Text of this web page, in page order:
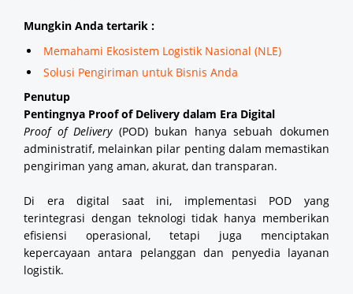
Mungkin Anda tertarik :
Memahami Ekosistem Logistik Nasional (NLE)
Solusi Pengiriman untuk Bisnis Anda
Penutup
Pentingnya Proof of Delivery dalam Era Digital
Proof of Delivery(POD) bukan hanya sebuah dokumen
administratif, melainkan pilar penting dalam memastikan
pengiriman yang aman, akurat, dan transparan.
Di era digital saat ini, implementasi POD yang
terintegrasi dengan teknologi tidak hanya memberikan
efisiensi operasional, tetapi juga menciptakan
kepercayaan antara pelanggan dan penyedia layanan
logistik.